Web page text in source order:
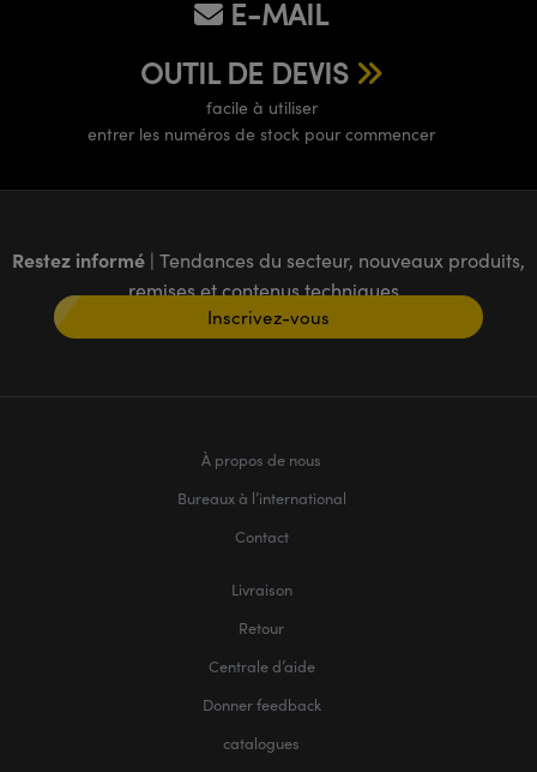
E-MAIL
OUTIL DE DEVIS
facile à utiliser
entrer les numéros de stock pour commencer
Restez informé | Tendances du secteur, nouveaux produits,
remises et contenus techniques
Inscrivez-vous
À propos de nous
Bureaux à l’international
Contact
Livraison
Retour
Centrale d’aide
Donner feedback
catalogues